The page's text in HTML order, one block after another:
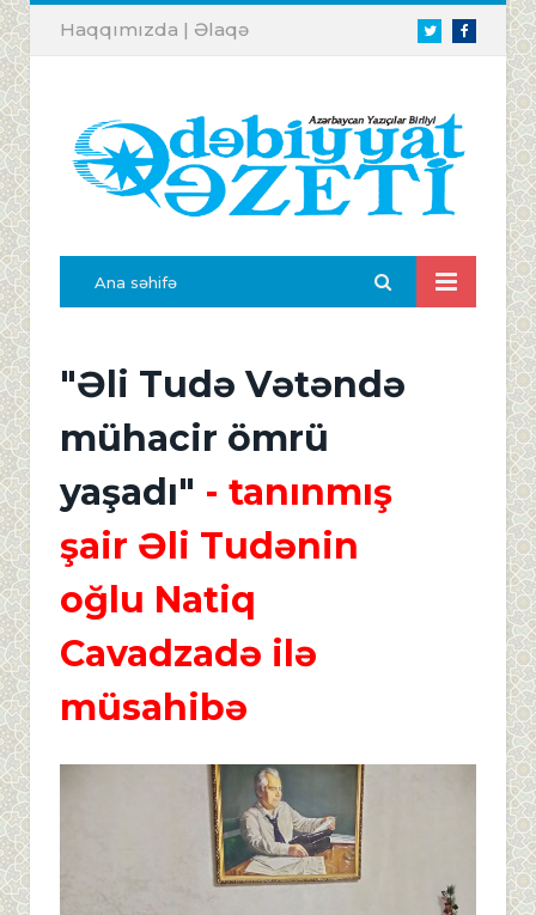
TwitterFacebook
Haqqımızda | Əlaqə
Ana səhifə
"Əli Tudə Vətəndə
mühacir ömrü
yaşadı" - tanınmış
şair Əli Tudənin
oğlu Natiq
Cavadzadə ilə
müsahibə